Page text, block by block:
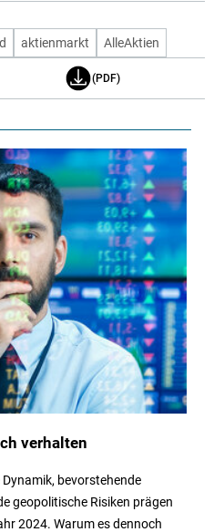
aktienmarkt AlleAktien
(PDF)
verhalten
bevorstehende
geopolitische Risiken prägen
2024. Warum es dennoch